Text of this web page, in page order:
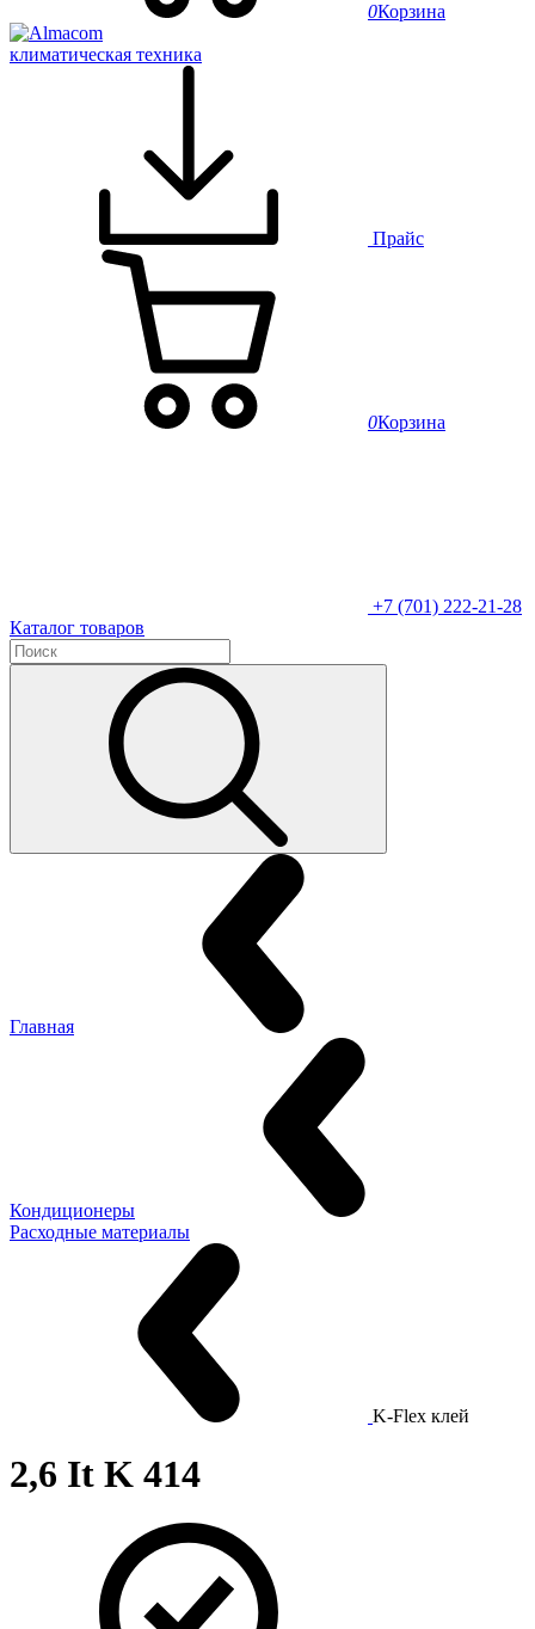
0Корзина
климатическая техника
Прайс
0Корзина
+7 (701) 222-21-28
Каталог товаров
Главная
Кондиционеры
Расходные материалы
K-Flex клей
2,6 It K 414